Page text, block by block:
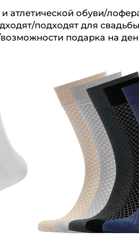
атлетической обуви/
подходят для
подарка на